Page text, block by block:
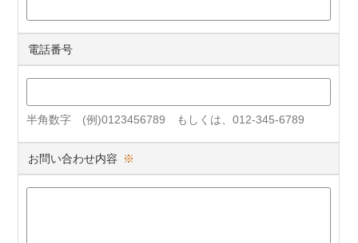
電話番号
半角数字 (例)0123456789 もしくは、012-345-6789
お問い合わせ内容 ※